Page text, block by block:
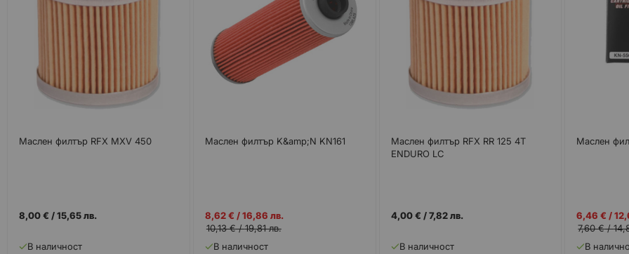
Маслен филтър RFX MXV 450
8,00 € /15,65 лв.
В наличност
Маслен филтър K&amp;N KN161
Промо
цена
8,62 € /16,86 лв.
10,13 €/19,81 лв.
В наличност
Маслен филтър RFX RR 125 4T
ENDURO LC
4,00 € /7,82 лв.
В наличност
Маслен
Промо
цена
6,46 € /
7,60 €/
В